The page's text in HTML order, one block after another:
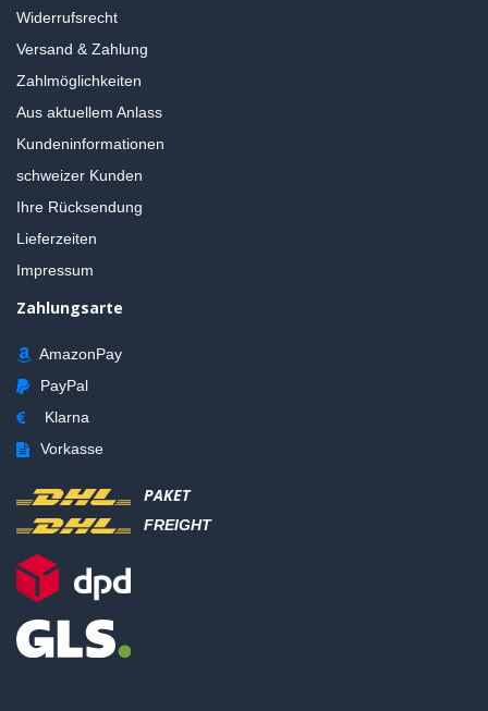
Widerrufsrecht
Versand & Zahlung
Zahlmöglichkeiten
Aus aktuellem Anlass
Kundeninformationen
schweizer Kunden
Ihre Rücksendung
Lieferzeiten
Impressum
Zahlungsarte
AmazonPay
PayPal
Klarna
Vorkasse
PAKET
FREIGHT